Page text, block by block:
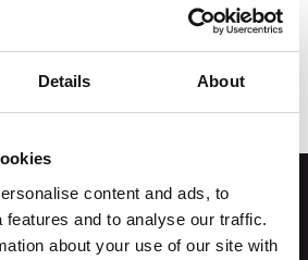
Details About
content and ads, to
features and to analyse our traffic.
about your use of our site with